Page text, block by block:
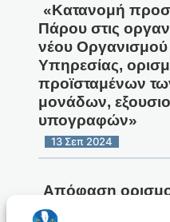
«Κατανομή
Πάρου στις
νέου Οργανισμού
Υπηρεσίας,
προϊσταμένων
μονάδων,
υπογραφών»
13 Σεπ 2024
Απόφαση
1/1/2013 εως 31/8/